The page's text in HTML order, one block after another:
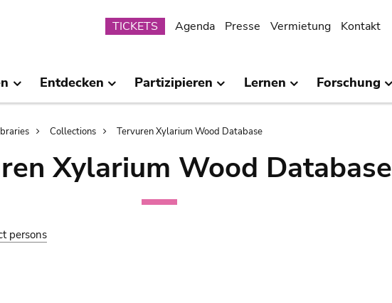
Submenu
TICKETS Agenda Presse Vermietung Kontakt
Entdecken Partizipieren Lernen Forschung
Collections Tervuren Xylarium Wood Database
Xylarium Wood Database
persons